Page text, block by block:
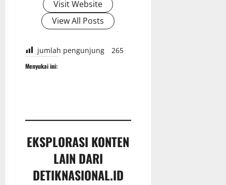
Visit Website
View All Posts
jumlah pengunjung 265
Menyukai ini:
EKSPLORASI KONTEN
LAIN DARI
DETIKNASIONAL.ID